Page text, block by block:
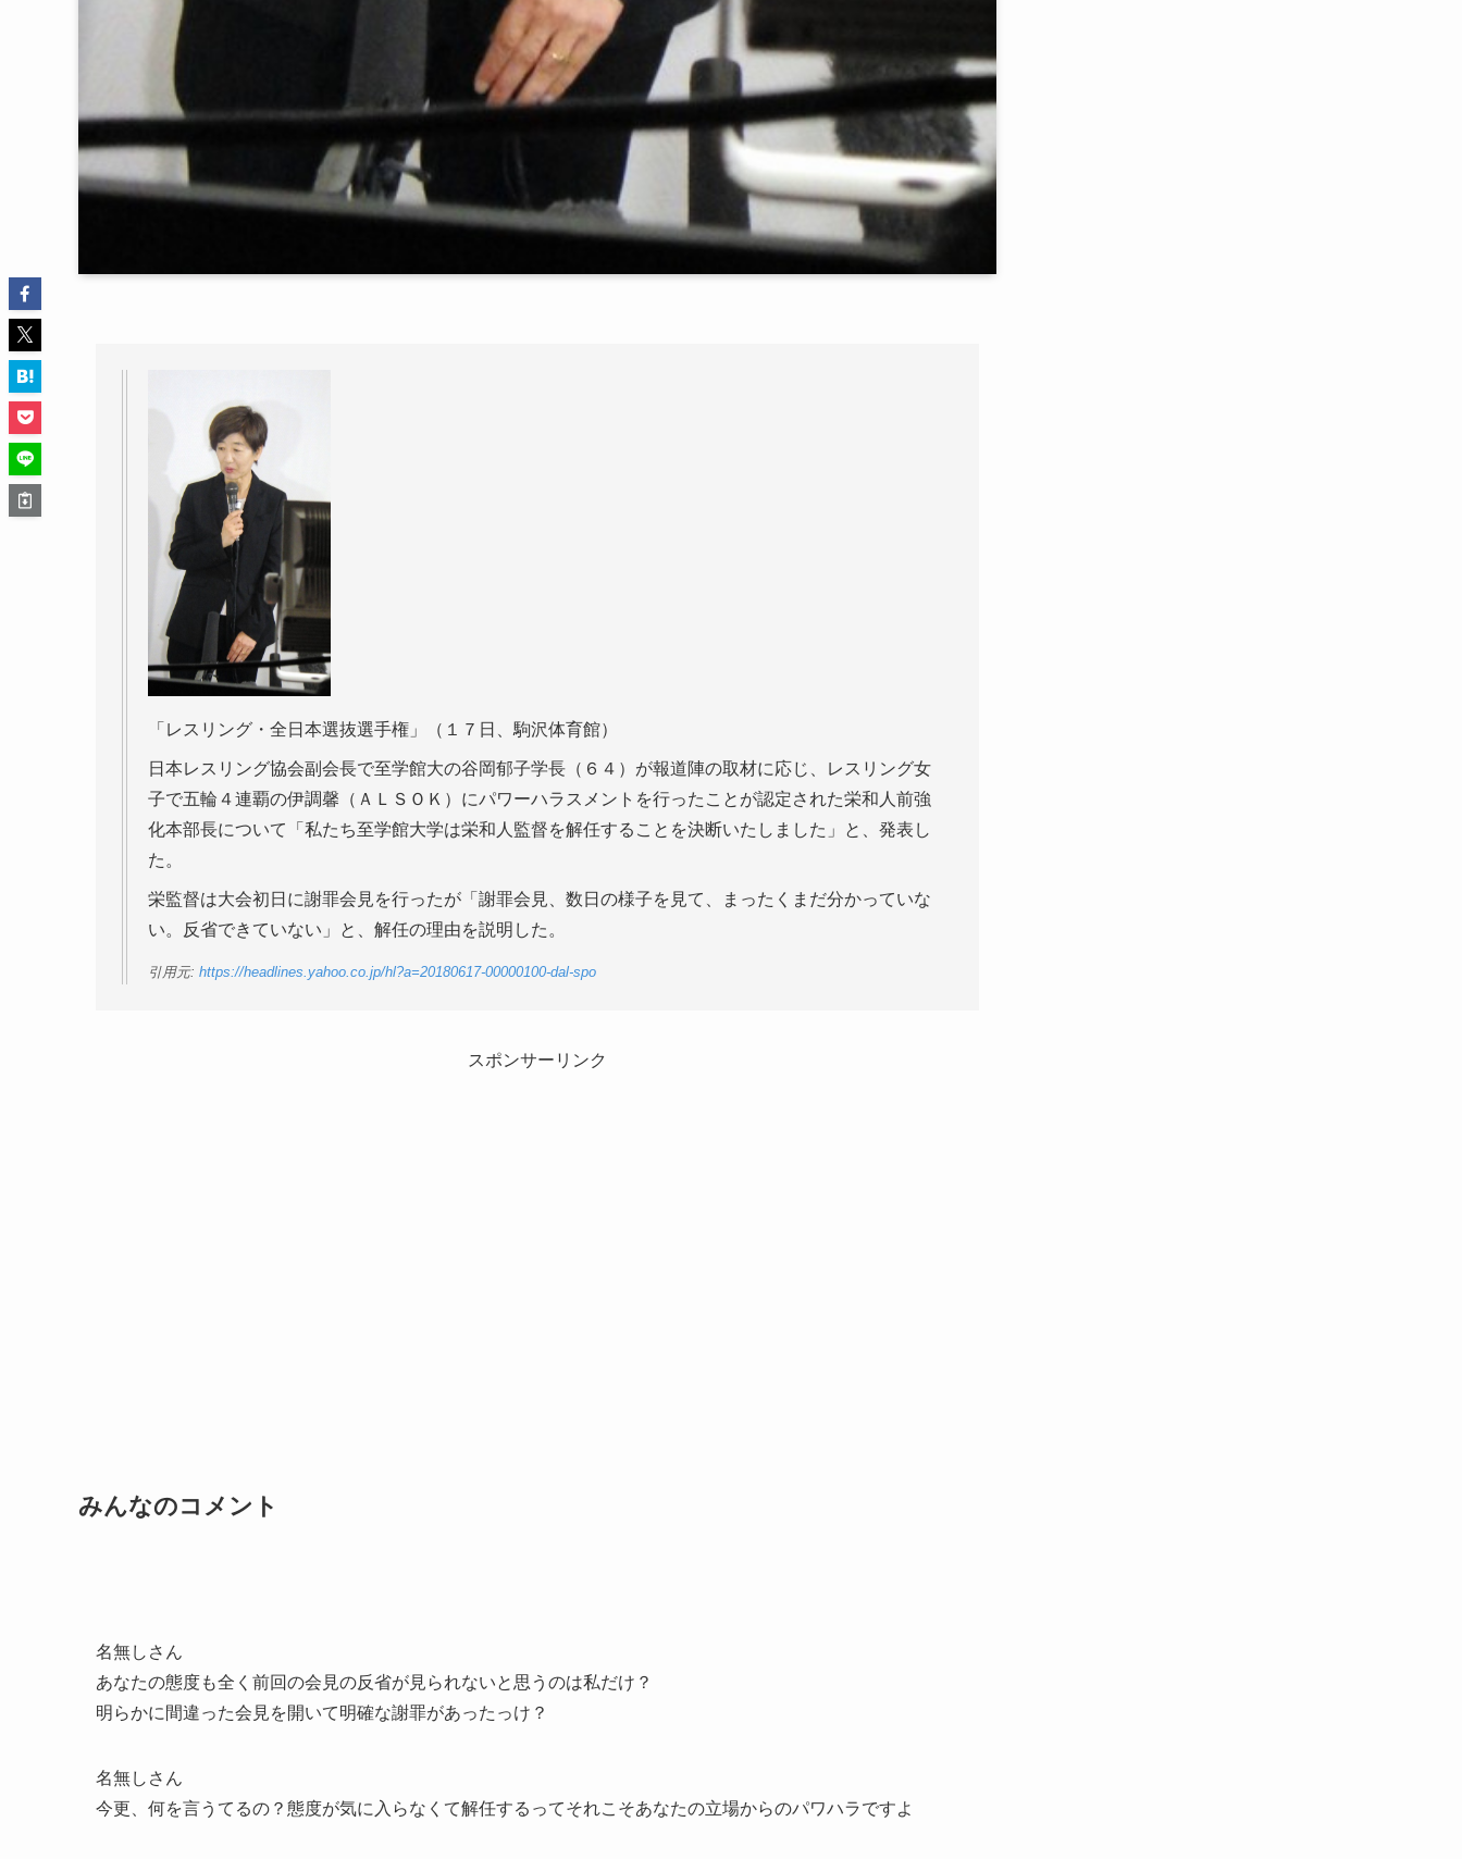
「レスリング・全日本選抜選手権」（１７日、駒沢体育館）
日本レスリング協会副会長で至学館大の谷岡郁子学長（６４）が報道陣の取材に応じ、レスリング女
子で五輪４連覇の伊調馨（ＡＬＳＯＫ）にパワーハラスメントを行ったことが認定された栄和人前強
化本部長について「私たち至学館大学は栄和人監督を解任することを決断いたしました」と、発表し
た。
栄監督は大会初日に謝罪会見を行ったが「謝罪会見、数日の様子を見て、まったくまだ分かっていな
い。反省できていない」と、解任の理由を説明した。
引用元: https://headlines.yahoo.co.jp/hl?a=20180617-00000100-dal-spo
スポンサーリンク
みんなのコメント
名無しさん
あなたの態度も全く前回の会見の反省が見られないと思うのは私だけ？
明らかに間違った会見を開いて明確な謝罪があったっけ？
名無しさん
今更、何を言うてるの？態度が気に入らなくて解任するってそれこそあなたの立場からのパワハラですよ